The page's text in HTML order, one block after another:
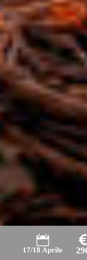

17/18 Aprile
